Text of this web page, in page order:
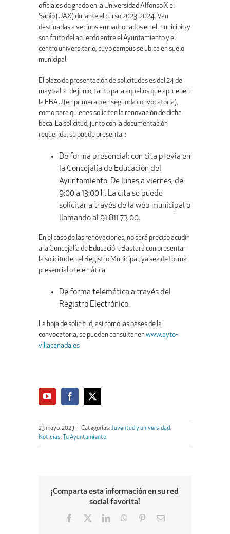
oficiales de grado en la Universidad Alfonso X el
Sabio (UAX) durante el curso 2023-2024. Van
destinadas a vecinos empadronados en el municipio y
son fruto del acuerdo entre el Ayuntamiento y el
centro universitario, cuyo campus se ubica en suelo
municipal.
El plazo de presentación de solicitudes es del 24 de
mayo al 21 de junio, tanto para aquellos que aprueben
la EBAU (en primera o en segunda convocatoria),
como para quienes soliciten la renovación de dicha
beca. La solicitud, junto con la documentación
requerida, se puede presentar:
De forma presencial: con cita previa en
la Concejalía de Educación del
Ayuntamiento. De lunes a viernes, de
9:00 a 13:00 h. La cita se puede
solicitar a través de la web municipal o
llamando al 91 811 73 00.
En el caso de las renovaciones, no será preciso acudir
a la Concejalía de Educación. Bastará con presentar
la solicitud en el Registro Municipal, ya sea de forma
presencial o telemática.
De forma telemática a través del
Registro Electrónico.
La hoja de solicitud, así como las bases de la
convocatoria, se pueden consultar enwww.ayto-
villacanada.es
23 mayo, 2023 Categorías:Juventud y universidad,
Noticias, Tu Ayuntamiento
¡Comparta esta información en su red
social favorita!
Facebook
LinkedInWhatsApp
PinterestEmail